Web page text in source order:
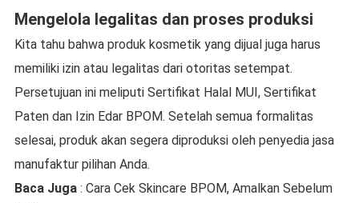
Mengelola legalitas dan proses produksi
Kita tahu bahwa produk kosmetik yang dijual juga harus
memiliki izin atau legalitas dari otoritas setempat.
Persetujuan ini meliputi Sertifikat Halal MUI, Sertifikat
Paten dan Izin Edar BPOM. Setelah semua formalitas
selesai, produk akan segera diproduksi oleh penyedia jasa
manufaktur pilihan Anda.
Baca Juga: Cara Cek Skincare BPOM, Amalkan Sebelum